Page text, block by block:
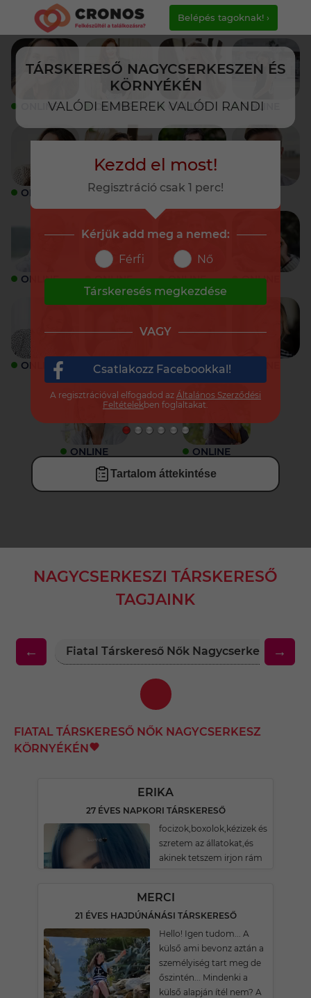
TÁRSKERESŐ NAGYCSERKESZEN ÉS
KÖRNYÉKÉN
VALÓDI EMBEREK VALÓDI RANDI
Belépés tagoknak! ›
ONLINE ONLINE ONLINE ONLINE
ONLINE ONLINE ONLINE
ONLINE ONLINE ONLINE ONLINE
ONLINE ONLINE ONLINE
ONLINE ONLINE
Tartalom áttekintése
NAGYCSERKESZI TÁRSKERESŐ
TAGJAINK
← Fiatal Társkereső Nők Nagycserkesz →
FIATAL TÁRSKERESŐ NŐK NAGYCSERKESZ
KÖRNYÉKÉN
ERIKA
27 ÉVES NAPKORI TÁRSKERESŐ
focizok,boxolok,kézizek és
szretem az állatokat,és
akinek tetszem irjon rám
MERCI
21 ÉVES HAJDÚNÁNÁSI TÁRSKERESŐ
Hello! Igen tudom... A
külső ami bevonz aztán a
személyiség tart meg de
őszintén... Mindenki a
külső alapján ítél nem? A
Kezdd el most!
Regisztráció csak 1 perc!
Kérjük add meg a nemed:
Férfi
Nő
Társkeresés megkezdése
VAGY
Csatlakozz Facebookkal!
A regisztrációval elfogadod az Általános Szerződési
Feltételekben foglaltakat.